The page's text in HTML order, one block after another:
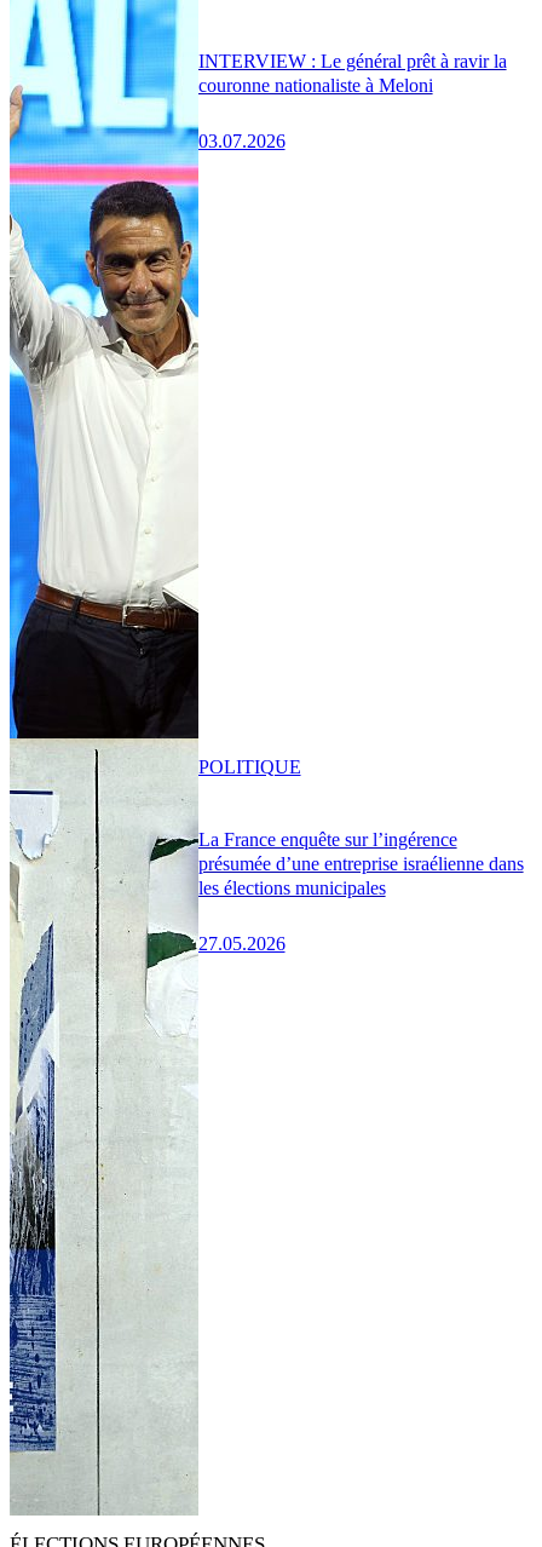
INTERVIEW : Le général prêt à ravir la
couronne nationaliste à Meloni
03.07.2026
La France enquête sur l’ingérence
présumée d’une entreprise israélienne dans
les élections municipales
27.05.2026
POLITIQUE